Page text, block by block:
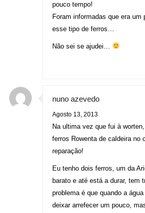
pouco tempo!
Foram informadas que era um
esse tipo de ferros…
Não sei se ajudei…
nuno azevedo
Agosto 13, 2013
Na ultima vez que fui à
ferros Rowenta de caldeira no
reparação!
Eu tenho dois ferros, um da
barato e até está a durar, tem
problema é que quando a
deixar arrefecer um pouco,